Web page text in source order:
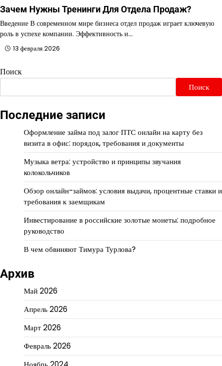
Зачем Нужны Тренинги Для Отдела Продаж?
Введение В современном мире бизнеса отдел продаж играет ключевую
роль в успехе компании. Эффективность и…
13 февраля 2026
Поиск
Поиск
Последние записи
Оформление займа под залог ПТС онлайн на карту без
визита в офис: порядок, требования и документы
Музыка ветра: устройство и принципы звучания
колокольчиков
Обзор онлайн-займов: условия выдачи, процентные ставки и
требования к заемщикам
Инвестирование в российские золотые монеты: подробное
руководство
В чем обвиняют Тимура Турлова?
Архив
Май 2026
Апрель 2026
Март 2026
Февраль 2026